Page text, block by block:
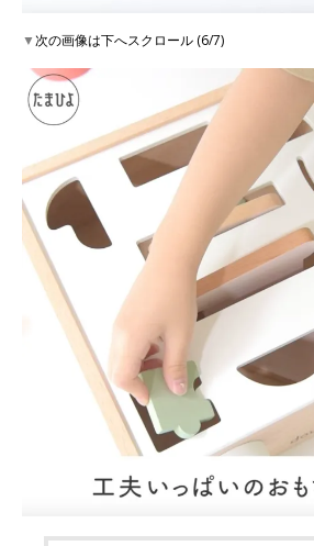
▼次の画像は下へスクロール (6/7)